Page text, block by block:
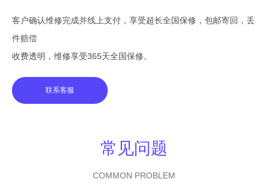
客户确认维修完成并线上支付，享受超长全国保修，包邮寄回，丢
件赔偿
收费透明，维修享受365天全国保修。
联系客服
常见问题
COMMON PROBLEM